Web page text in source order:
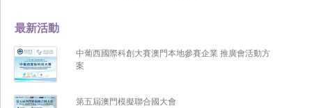
最新活動
中葡西國際科創大賽澳門本地參賽企業 推廣會活動方
案
第五屆澳門模擬聯合國大會